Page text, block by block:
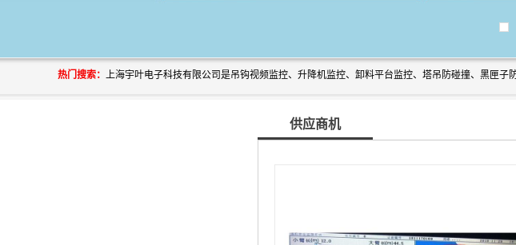
热门搜索：
供应商机